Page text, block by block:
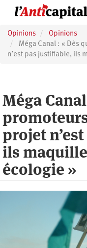
principal
Opinions
Opinions
Méga Canal : « Dès
n’est pas justifiable, ils
Méga
projet
ils
écologie »